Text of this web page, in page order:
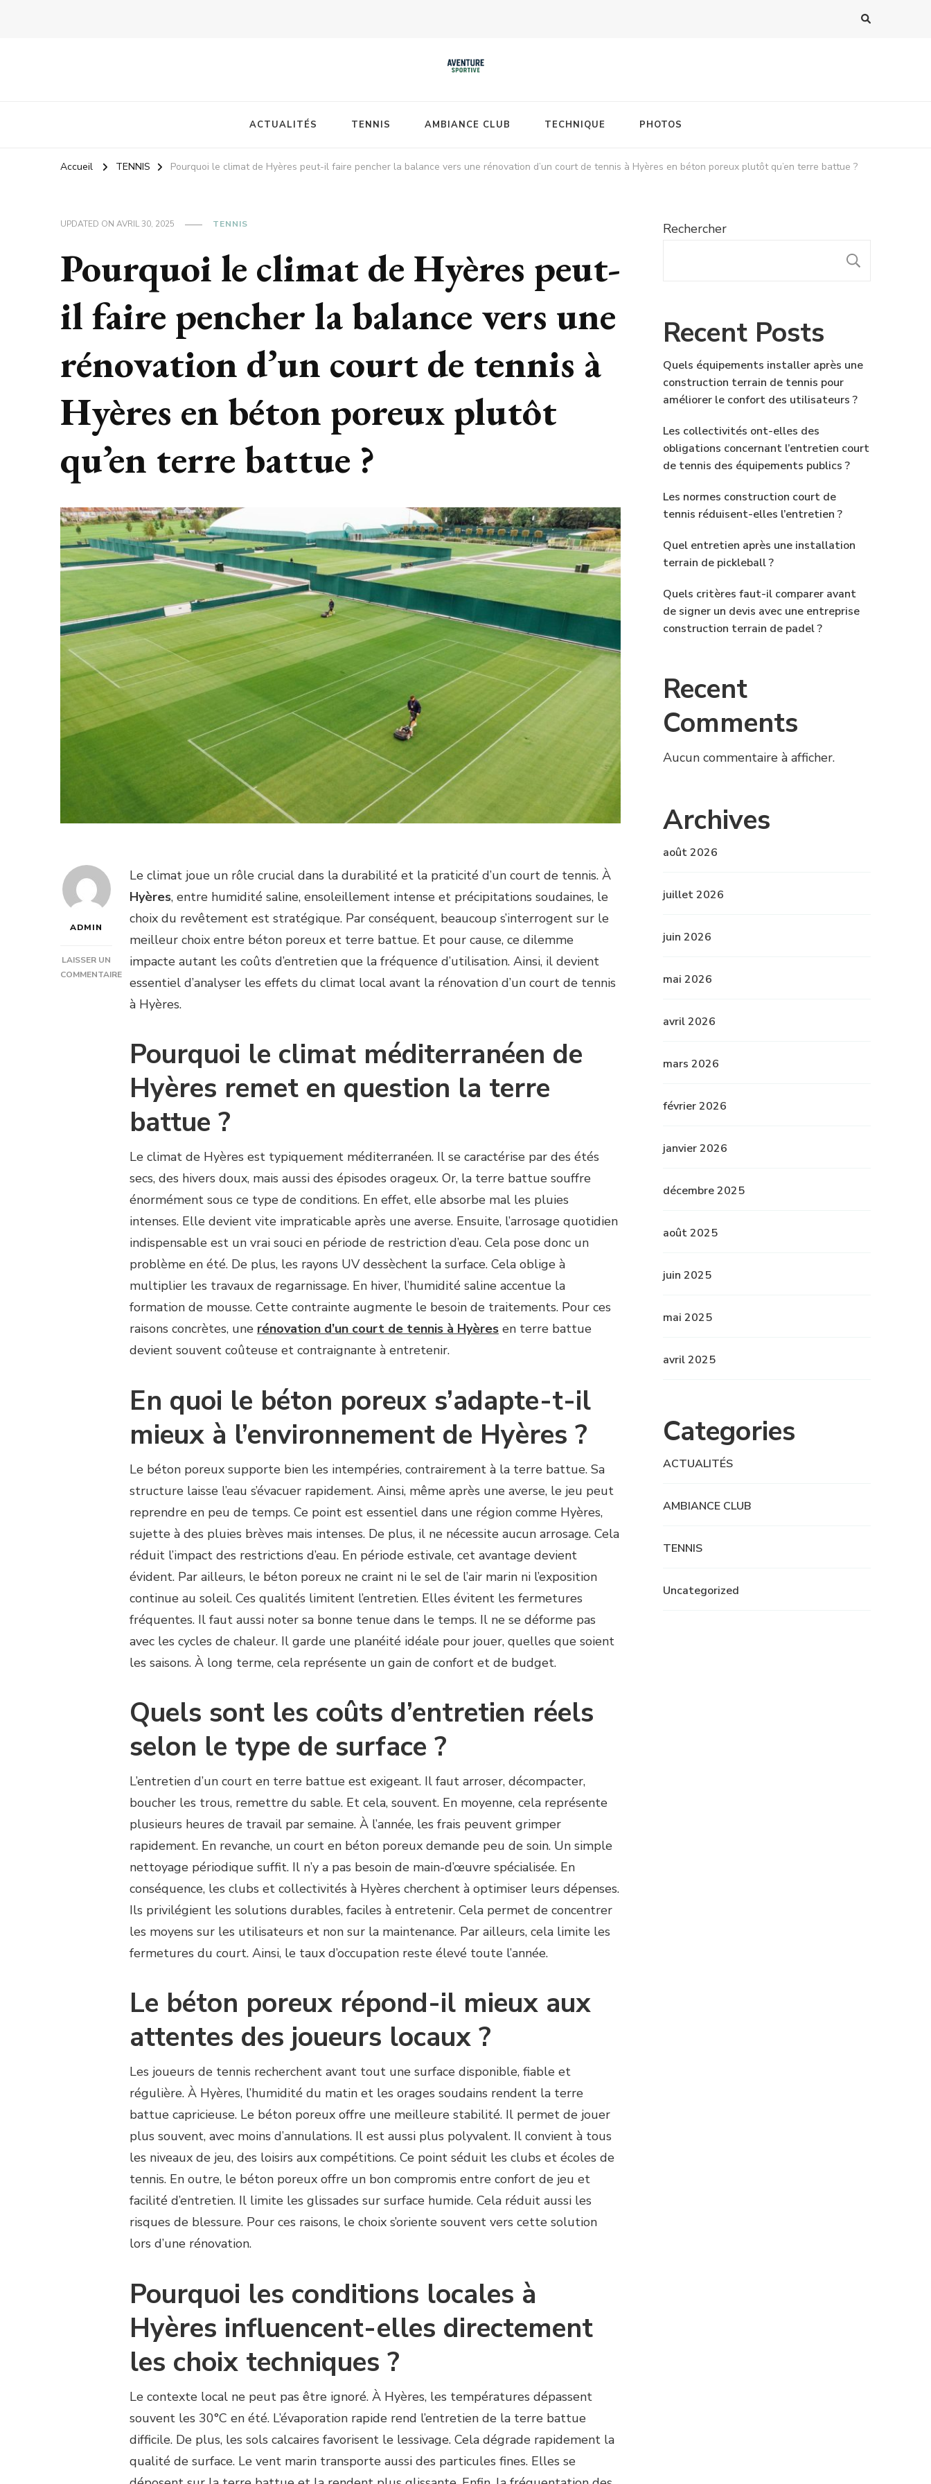
ACTUALITÉS TENNIS AMBIANCE CLUB TECHNIQUE PHOTOS
Accueil TENNIS Pourquoi le climat de Hyères peut-il faire pencher la balance vers une rénovation d’un court de tennis à Hyères en béton poreux plutôt qu’en terre battue ?
UPDATED ON AVRIL 30, 2025 TENNIS
Pourquoi le climat de Hyères peut-
il faire pencher la balance vers une
rénovation d’un court de tennis à
Hyères en béton poreux plutôt
qu’en terre battue ?
ADMIN
LAISSER UN
COMMENTAIRE
POURQUOI
RÉNOVATION
Le climat joue un rôle crucial dans la durabilité et la praticité d’un court de tennis. À
Hyères, entre humidité saline, ensoleillement intense et précipitations soudaines, le
choix du revêtement est stratégique. Par conséquent, beaucoup s’interrogent sur le
meilleur choix entre béton poreux et terre battue. Et pour cause, ce dilemme
impacte autant les coûts d’entretien que la fréquence d’utilisation. Ainsi, il devient
essentiel d’analyser les effets du climat local avant la rénovation d’un court de tennis
à Hyères.
Pourquoi le climat méditerranéen de
Hyères remet en question la terre
battue ?
Le climat de Hyères est typiquement méditerranéen. Il se caractérise par des étés
secs, des hivers doux, mais aussi des épisodes orageux. Or, la terre battue souffre
énormément sous ce type de conditions. En effet, elle absorbe mal les pluies
intenses. Elle devient vite impraticable après une averse. Ensuite, l’arrosage quotidien
indispensable est un vrai souci en période de restriction d’eau. Cela pose donc un
problème en été. De plus, les rayons UV dessèchent la surface. Cela oblige à
multiplier les travaux de regarnissage. En hiver, l’humidité saline accentue la
formation de mousse. Cette contrainte augmente le besoin de traitements. Pour ces
raisons concrètes, une rénovation d’un court de tennis à Hyères en terre battue
devient souvent coûteuse et contraignante à entretenir.
En quoi le béton poreux s’adapte-t-il
mieux à l’environnement de Hyères ?
Le béton poreux supporte bien les intempéries, contrairement à la terre battue. Sa
structure laisse l’eau s’évacuer rapidement. Ainsi, même après une averse, le jeu peut
reprendre en peu de temps. Ce point est essentiel dans une région comme Hyères,
sujette à des pluies brèves mais intenses. De plus, il ne nécessite aucun arrosage. Cela
réduit l’impact des restrictions d’eau. En période estivale, cet avantage devient
évident. Par ailleurs, le béton poreux ne craint ni le sel de l’air marin ni l’exposition
continue au soleil. Ces qualités limitent l’entretien. Elles évitent les fermetures
fréquentes. Il faut aussi noter sa bonne tenue dans le temps. Il ne se déforme pas
avec les cycles de chaleur. Il garde une planéité idéale pour jouer, quelles que soient
les saisons. À long terme, cela représente un gain de confort et de budget.
Quels sont les coûts d’entretien réels
selon le type de surface ?
L’entretien d’un court en terre battue est exigeant. Il faut arroser, décompacter,
boucher les trous, remettre du sable. Et cela, souvent. En moyenne, cela représente
plusieurs heures de travail par semaine. À l’année, les frais peuvent grimper
rapidement. En revanche, un court en béton poreux demande peu de soin. Un simple
nettoyage périodique suffit. Il n’y a pas besoin de main-d’œuvre spécialisée. En
conséquence, les clubs et collectivités à Hyères cherchent à optimiser leurs dépenses.
Ils privilégient les solutions durables, faciles à entretenir. Cela permet de concentrer
les moyens sur les utilisateurs et non sur la maintenance. Par ailleurs, cela limite les
fermetures du court. Ainsi, le taux d’occupation reste élevé toute l’année.
Le béton poreux répond-il mieux aux
attentes des joueurs locaux ?
Les joueurs de tennis recherchent avant tout une surface disponible, fiable et
régulière. À Hyères, l’humidité du matin et les orages soudains rendent la terre
battue capricieuse. Le béton poreux offre une meilleure stabilité. Il permet de jouer
plus souvent, avec moins d’annulations. Il est aussi plus polyvalent. Il convient à tous
les niveaux de jeu, des loisirs aux compétitions. Ce point séduit les clubs et écoles de
tennis. En outre, le béton poreux offre un bon compromis entre confort de jeu et
facilité d’entretien. Il limite les glissades sur surface humide. Cela réduit aussi les
risques de blessure. Pour ces raisons, le choix s’oriente souvent vers cette solution
lors d’une rénovation.
Pourquoi les conditions locales à
Hyères influencent-elles directement
les choix techniques ?
Le contexte local ne peut pas être ignoré. À Hyères, les températures dépassent
souvent les 30°C en été. L’évaporation rapide rend l’entretien de la terre battue
difficile. De plus, les sols calcaires favorisent le lessivage. Cela dégrade rapidement la
qualité de surface. Le vent marin transporte aussi des particules fines. Elles se
Rechercher
Recent Posts
Quels équipements installer après une
construction terrain de tennis pour
améliorer le confort des utilisateurs ?
Les collectivités ont-elles des
obligations concernant l’entretien court
de tennis des équipements publics ?
Les normes construction court de
tennis réduisent-elles l’entretien ?
Quel entretien après une installation
terrain de pickleball ?
Quels critères faut-il comparer avant
de signer un devis avec une entreprise
construction terrain de padel ?
Recent
Comments
Aucun commentaire à afficher.
Archives
août 2026
juillet 2026
juin 2026
mai 2026
avril 2026
mars 2026
février 2026
janvier 2026
décembre 2025
août 2025
juin 2025
mai 2025
avril 2025
Categories
ACTUALITÉS
AMBIANCE CLUB
TENNIS
Uncategorized